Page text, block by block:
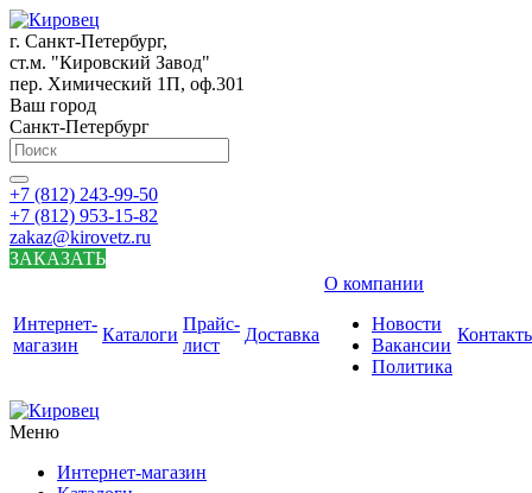
г. Санкт-Петербург,
ст.м. "Кировский Завод"
пер. Химический 1П, оф.301
Ваш город
Санкт-Петербург
+7 (812) 243-99-50
+7 (812) 953-15-82
zakaz@kirovetz.ru
ЗАКАЗАТЬ
Интернет-
магазин
Каталоги
Прайс-
лист
Доставка
О компании
Новости
Вакансии
Политика
Меню
Интернет-магазин